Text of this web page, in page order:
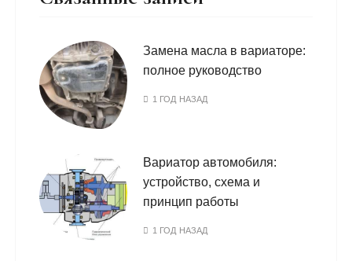
Замена масла в вариаторе:
полное руководство
1 ГОД НАЗАД
Вариатор автомобиля:
устройство, схема и
принцип работы
1 ГОД НАЗАД